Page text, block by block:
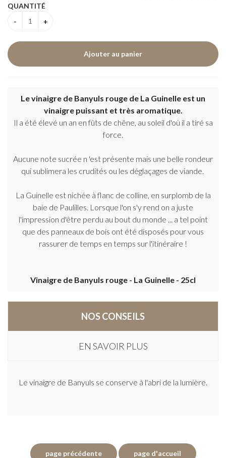
QUANTITÉ
Le vinaigre de Banyuls rouge de La Guinelle est un
vinaigre puissant et très aromatique.
Il a été élevé un an en fûts de chêne, au soleil d'où il a tiré sa
force.
Aucune note sucrée n 'est présente mais une belle rondeur
qui sublimera les crudités ou les déglaçages de viande.
La Guinelle est nichée à flanc de colline, en surplomb de la
baie de Paulilles. Lorsque l'on s'y rend on a juste
l'impression d'être perdu au bout du monde ... a tel point
que des panneaux de bois ont été disposés pour vous
rassurer de temps en temps sur l'itinéraire !
Vinaigre de Banyuls rouge - La Guinelle - 25cl
NOS CONSEILS
EN SAVOIR PLUS
Le vinaigre de Banyuls se conserve à l'abri de la lumière.